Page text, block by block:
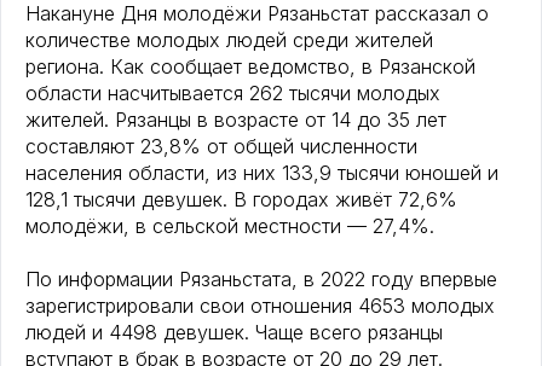
Накануне Дня молодёжи Рязаньстат рассказал о
количестве молодых людей среди жителей
региона. Как сообщает ведомство, в Рязанской
области насчитывается 262 тысячи молодых
жителей. Рязанцы в возрасте от 14 до 35 лет
составляют 23,8% от общей численности
населения области, из них 133,9 тысячи юношей и
128,1 тысячи девушек. В городах живёт 72,6%
молодёжи, в сельской местности — 27,4%.
По информации Рязаньстата, в 2022 году впервые
зарегистрировали свои отношения 4653 молодых
людей и 4498 девушек. Чаще всего рязанцы
вступают в брак в возрасте от 20 до 29 лет.